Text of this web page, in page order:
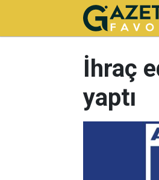
İhraç
yaptı